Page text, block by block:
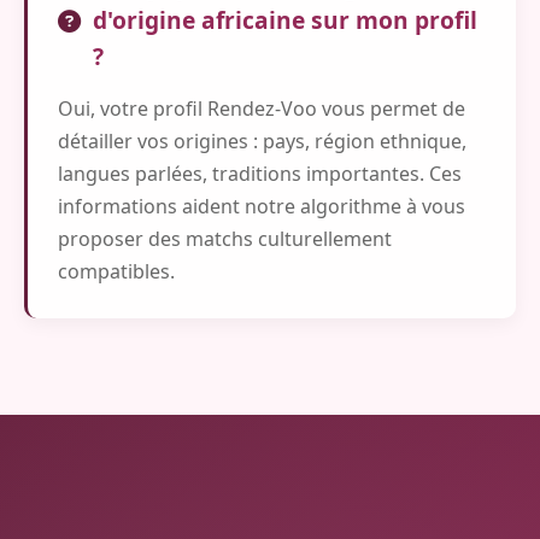
d'origine africaine sur mon profil
?
Oui, votre profil Rendez-Voo vous permet de
détailler vos origines : pays, région ethnique,
langues parlées, traditions importantes. Ces
informations aident notre algorithme à vous
proposer des matchs culturellement
compatibles.